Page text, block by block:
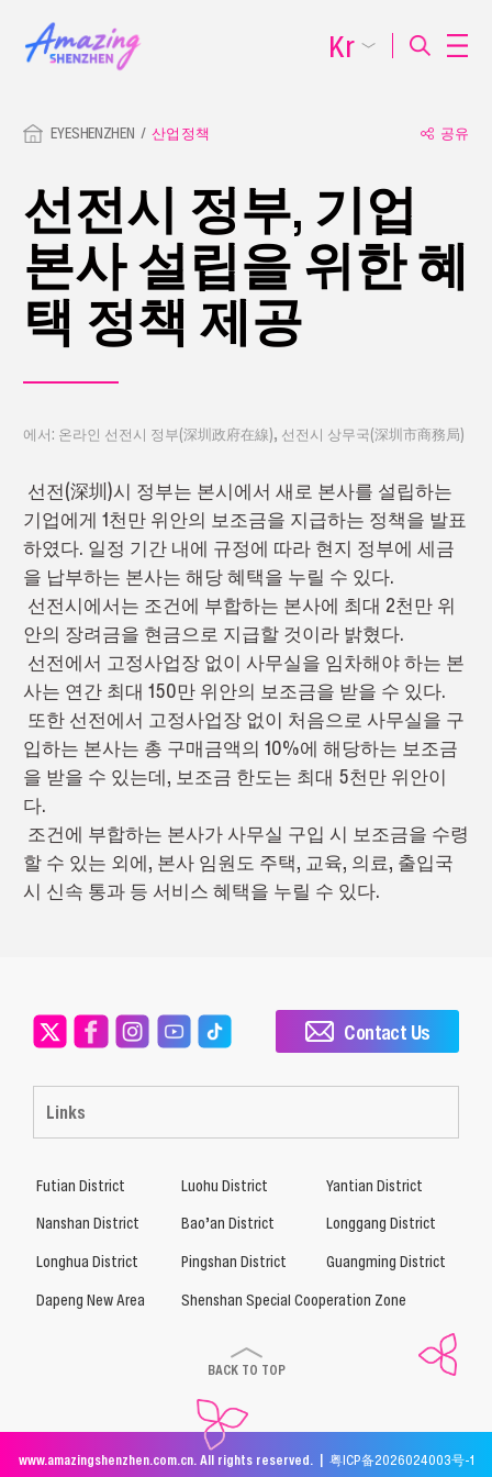
EYESHENZHEN 산업 정책 공유
선전시 정부, 기업
본사 설립을 위한 혜
택 정책 제공
에서: 온라인 선전시 정부(深圳政府在線), 선전시 상무국(深圳市商務局)
선전(深圳)시 정부는 본시에서 새로 본사를 설립하는
기업에게 1천만 위안의 보조금을 지급하는 정책을 발표
하였다. 일정 기간 내에 규정에 따라 현지 정부에 세금
을 납부하는 본사는 해당 혜택을 누릴 수 있다.
선전시에서는 조건에 부합하는 본사에 최대 2천만 위
안의 장려금을 현금으로 지급할 것이라 밝혔다.
선전에서 고정사업장 없이 사무실을 임차해야 하는 본
사는 연간 최대 150만 위안의 보조금을 받을 수 있다.
또한 선전에서 고정사업장 없이 처음으로 사무실을 구
입하는 본사는 총 구매금액의 10%에 해당하는 보조금
을 받을 수 있는데, 보조금 한도는 최대 5천만 위안이
다.
조건에 부합하는 본사가 사무실 구입 시 보조금을 수령
할 수 있는 외에, 본사 임원도 주택, 교육, 의료, 출입국
시 신속 통과 등 서비스 혜택을 누릴 수 있다.
Kr
Links
Contact Us
Futian District Luohu District
Yantian District
Nanshan District
Bao’an District
Longgang District
Longhua District
Pingshan District
Guangming District
Dapeng New Area
Shenshan Special Cooperation Zone
BACK TO TOP
www.amazingshenzhen.com.cn. All rights reserved. | 粤ICP备2026024003号-1